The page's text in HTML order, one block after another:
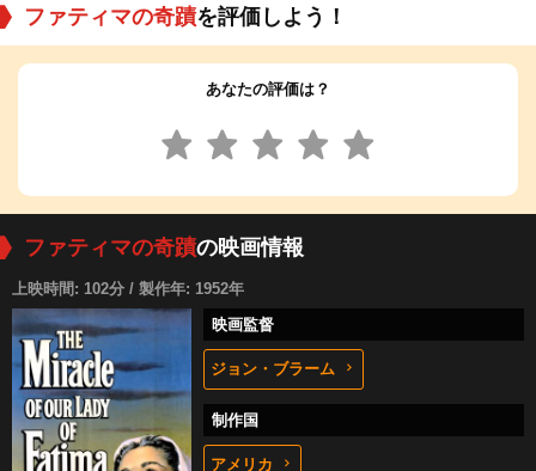
ファティマの奇蹟を評価しよう！
あなたの評価は？
ファティマの奇蹟の映画情報
上映時間: 102分 / 製作年: 1952年
映画監督
ジョン・ブラーム
制作国
アメリカ